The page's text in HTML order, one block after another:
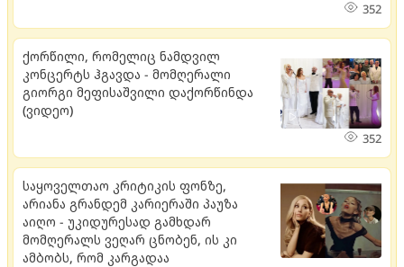
352
ქორწილი, რომელიც ნამდვილ
კონცერტს ჰგავდა - მომღერალი
გიორგი მეფისაშვილი დაქორწინდა
(ვიდეო)
352
საყოველთაო კრიტიკის ფონზე,
არიანა გრანდემ კარიერაში პაუზა
აიღო - უკიდურესად გამხდარ
მომღერალს ვეღარ ცნობენ, ის კი
ამბობს, რომ კარგადაა